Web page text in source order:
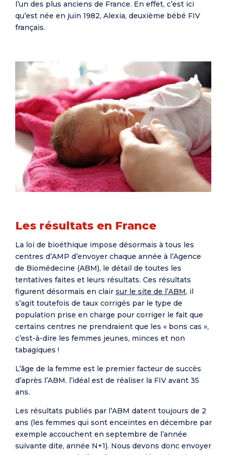
l’un des plus anciens de France. En effet, c’est ici
qu’est née en juin 1982, Alexia, deuxième bébé FIV
français.
Les résultats en France
La loi de bioéthique impose désormais à tous les
centres d’AMP d’envoyer chaque année à l’Agence
de Biomédecine (ABM), le détail de toutes les
tentatives faites et leurs résultats. Ces résultats
figurent désormais en clair sur le site de l’ABM, il
s’agit toutefois de taux corrigés par le type de
population prise en charge pour corriger le fait que
certains centres ne prendraient que les « bons cas »,
c’est-à-dire les femmes jeunes, minces et non
tabagiques !
L’âge de la femme est le premier facteur de succès
d’après l’ABM. l’idéal est de réaliser la FIV avant 35
ans.
Les résultats publiés par l’ABM datent toujours de 2
ans (les femmes qui sont enceintes en décembre par
exemple accouchent en septembre de l’année
suivante dite, année N+1). Nous devons donc envoyer